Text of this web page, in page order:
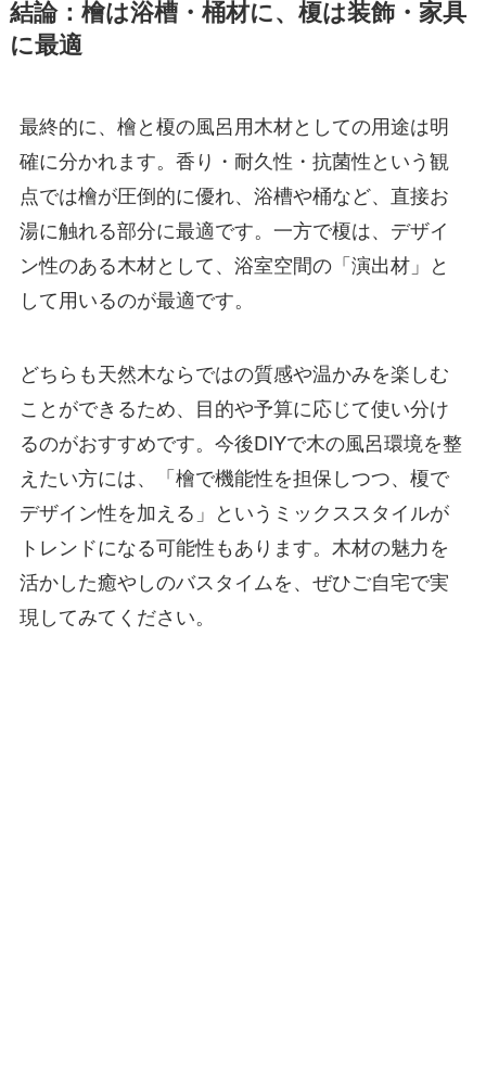
結論：檜は浴槽・桶材に、榎は装飾・家具
に最適
最終的に、檜と榎の風呂用木材としての用途は明
確に分かれます。香り・耐久性・抗菌性という観
点では檜が圧倒的に優れ、浴槽や桶など、直接お
湯に触れる部分に最適です。一方で榎は、デザイ
ン性のある木材として、浴室空間の「演出材」と
して用いるのが最適です。
どちらも天然木ならではの質感や温かみを楽しむ
ことができるため、目的や予算に応じて使い分け
るのがおすすめです。今後DIYで木の風呂環境を整
えたい方には、「檜で機能性を担保しつつ、榎で
デザイン性を加える」というミックススタイルが
トレンドになる可能性もあります。木材の魅力を
活かした癒やしのバスタイムを、ぜひご自宅で実
現してみてください。